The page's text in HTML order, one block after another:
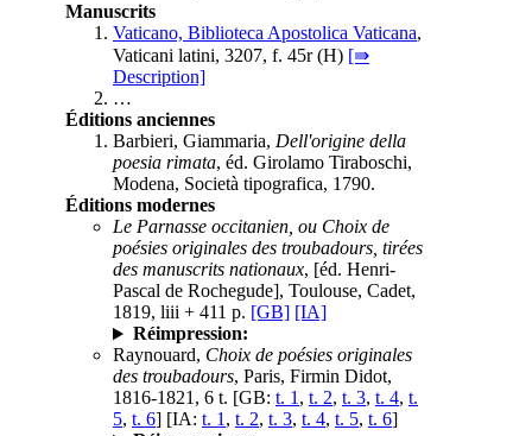
Manuscrits
Vaticano, Biblioteca Apostolica Vaticana,
Vaticani latini, 3207, f. 45r (H) [⇛
Description]
…
Éditions anciennes
Barbieri, Giammaria, Dell'origine della
poesia rimata, éd. Girolamo Tiraboschi,
Modena, Società tipografica, 1790.
Éditions modernes
Le Parnasse occitanien, ou Choix de
poésies originales des troubadours, tirées
des manuscrits nationaux, [éd. Henri-
Pascal de Rochegude], Toulouse, Cadet,
1819, liii + 411 p. [GB] [IA]
Réimpression:
Raynouard, Choix de poésies originales
des troubadours, Paris, Firmin Didot,
1816-1821, 6 t. [GB: t. 1 , t. 2, t. 3, t. 4, t.
5, t. 6] [IA: t. 1 , t. 2, t. 3, t. 4, t. 5, t. 6]